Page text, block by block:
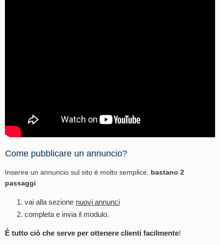
Come pubblicare un annuncio?
Inserire un annuncio sul sito è molto semplice, bastano 2
passaggi
vai alla sezione nuovi annunci
completa e invia il modulo.
È tutto ciò che serve per ottenere clienti facilmente!